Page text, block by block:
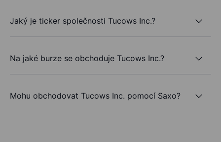
Jaký je ticker společnosti Tucows Inc.?
Na jaké burze se obchoduje Tucows Inc.?
Mohu obchodovat Tucows Inc. pomocí Saxo?